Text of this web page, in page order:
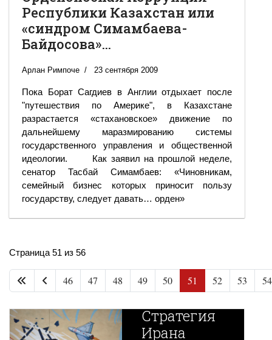
Республики Казахстан или
«синдром Симамбаева-
Байдосова»…
Арлан Римпоче 23 сентября 2009
Пока Борат Сагдиев в Англии отдыхает после
"путешествия по Америке", в Казахстане
разрастается «стахановское» движение по
дальнейшему маразмированию системы
государственного управления и общественной
идеологии. Как заявил на прошлой неделе,
сенатор Тасбай Симамбаев: «Чиновникам,
семейный бизнес которых приносит пользу
государству, следует давать… орден»
Страница 51 из 56
46 47 48 49 50 51 52 53 54
Новая
Стратегия
Ирана
Путин